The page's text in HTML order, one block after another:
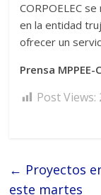
CORPOELEC
en la entidad
ofrecer un
Prensa MPPEE-
Post Views:
← Proyectos
este martes